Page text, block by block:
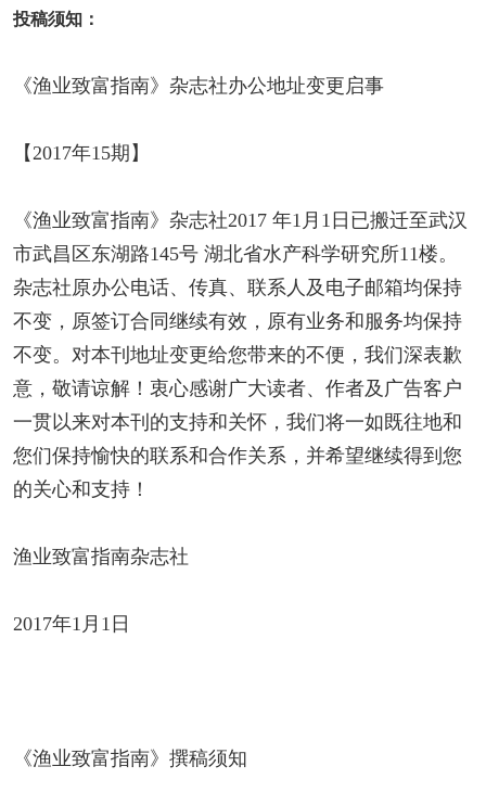
投稿须知：
《渔业致富指南》杂志社办公地址变更启事
【2017年15期】
《渔业致富指南》杂志社2017 年1月1日已搬迁至武汉
市武昌区东湖路145号 湖北省水产科学研究所11楼。
杂志社原办公电话、传真、联系人及电子邮箱均保持
不变，原签订合同继续有效，原有业务和服务均保持
不变。对本刊地址变更给您带来的不便，我们深表歉
意，敬请谅解！衷心感谢广大读者、作者及广告客户
一贯以来对本刊的支持和关怀，我们将一如既往地和
您们保持愉快的联系和合作关系，并希望继续得到您
的关心和支持！
渔业致富指南杂志社
2017年1月1日
《渔业致富指南》撰稿须知